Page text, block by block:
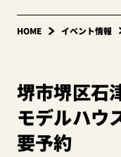
HOME イベント情報
堺市堺区石
モデルハ
要予約